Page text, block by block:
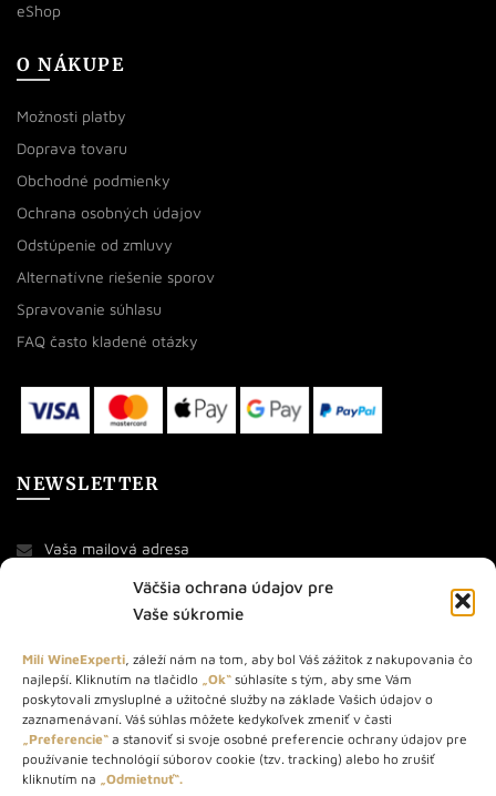
Väčšia ochrana údajov pre
Vaše súkromie
Milí WineExperti, záleží nám na tom, aby bol Váš zážitok z nakupovania čo
najlepší. Kliknutím na tlačidlo „Ok“ súhlasíte s tým, aby sme Vám
poskytovali zmysluplné a užitočné služby na základe Vašich údajov o
zaznamenávaní. Váš súhlas môžete kedykoľvek zmeniť v časti
„Preferencie“ a stanoviť si svoje osobné preferencie ochrany údajov pre
používanie technológií súborov cookie (tzv. tracking) alebo ho zrušiť
kliknutím na „Odmietnuť“.
eShop
O NÁKUPE
Možnosti platby
Doprava tovaru
Obchodné podmienky
Ochrana osobných údajov
Odstúpenie od zmluvy
Alternatívne riešenie sporov
Spravovanie súhlasu
FAQ často kladené otázky
NEWSLETTER
O NÁS
STORE – obchod s vínom a destilátmi od roku 2010. Na našej
webovej stránke predávame viac ako 1000+ značkových
produktov.